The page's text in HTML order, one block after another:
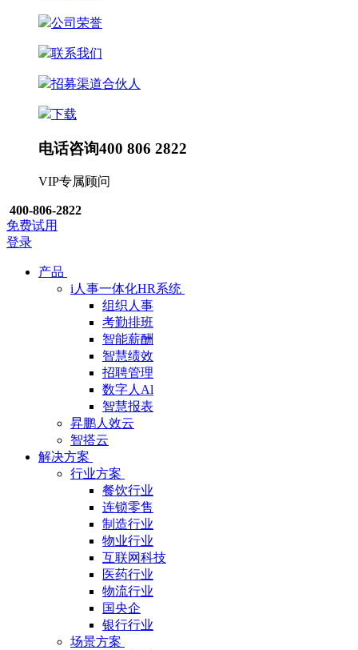
公司荣誉
联系我们
招募渠道合伙人
下载
电话咨询400 806 2822
VIP专属顾问
400-806-2822
免费试用
登录
产品
i人事一体化HR系统
组织人事
考勤排班
智能薪酬
智慧绩效
招聘管理
数字人Al
智慧报表
昇鹏人效云
智搭云
解决方案
行业方案
餐饮行业
连锁零售
制造行业
物业行业
互联网科技
医药行业
物流行业
国央企
银行行业
场景方案